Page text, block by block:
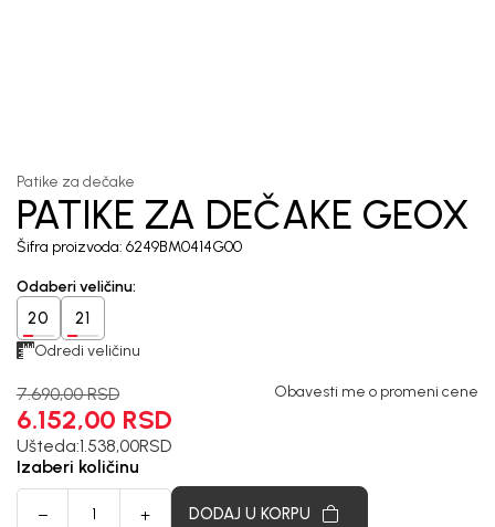
Patike za dečake
PATIKE ZA DEČAKE GEOX
Šifra proizvoda: 6249BM0414G00
Odaberi veličinu:
20 21
Odredi veličinu
7.690,00 RSD
6.152,00 RSD
Ušteda:1.538,00RSD
Obavesti me o promeni cene
Izaberi količinu
DODAJ U KORPU